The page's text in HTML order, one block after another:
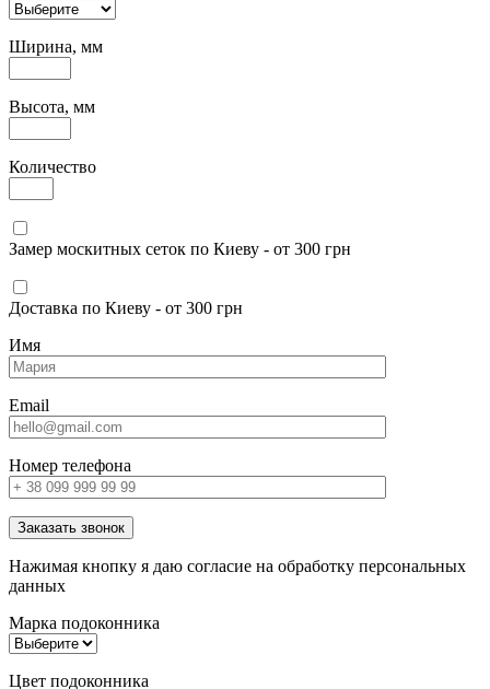
Ширина, мм
Высота, мм
Количество
Замер москитных сеток по Киеву - от 300 грн
Доставка по Киеву - от 300 грн
Имя
Email
Номер телефона
Заказать звонок
Нажимая кнопку я даю согласие на обработку персональных
данных
Марка подоконника
Цвет подоконника